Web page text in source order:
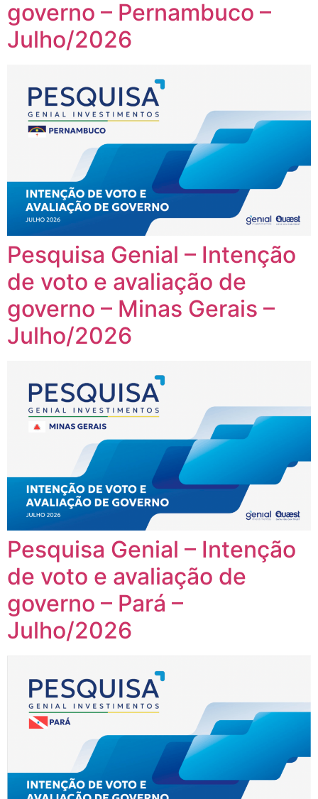
governo – Pernambuco –
Julho/2026
Pesquisa Genial – Intenção
de voto e avaliação de
governo – Minas Gerais –
Julho/2026
Pesquisa Genial – Intenção
de voto e avaliação de
governo – Pará –
Julho/2026